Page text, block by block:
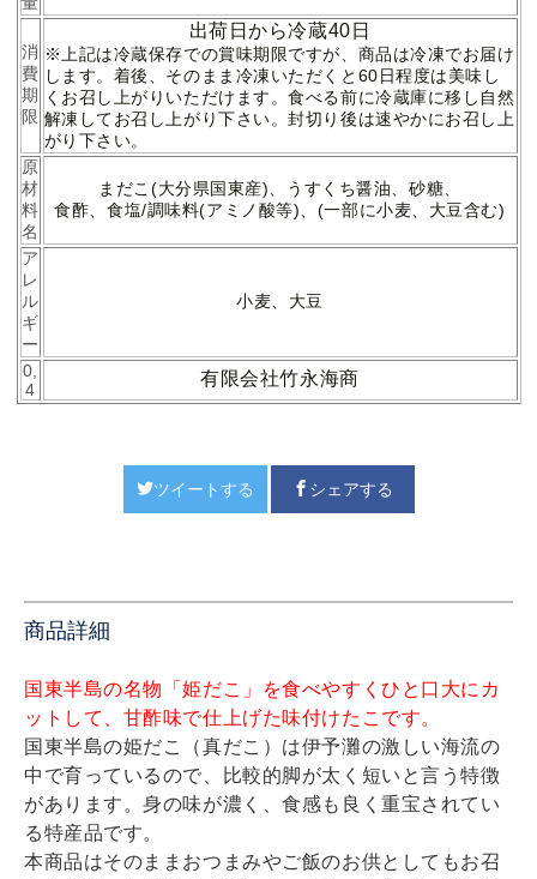
消
費
期
限
出荷日から冷蔵40日
※上記は冷蔵保存での賞味期限ですが、商品は冷凍でお届け
します。着後、そのまま冷凍いただくと60日程度は美味し
くお召し上がりいただけます。食べる前に冷蔵庫に移し自然
解凍してお召し上がり下さい。封切り後は速やかにお召し上
がり下さい。
原
材
料
名
まだこ(大分県国東産)、うすくち醤油、砂糖、
食酢、食塩/調味料(アミノ酸等)、(一部に小麦、大豆含む)
ア
レ
ル
ギ
ー
小麦、大豆
0,
4
有限会社竹永海商
ツイートする シェアする
商品詳細
国東半島の名物「姫だこ」を食べやすくひと口大にカ
ットして、甘酢味で仕上げた味付けたこです。
国東半島の姫だこ（真だこ）は伊予灘の激しい海流の
中で育っているので、比較的脚が太く短いと言う特徴
があります。身の味が濃く、食感も良く重宝されてい
る特産品です。
本商品はそのままおつまみやご飯のお供としてもお召